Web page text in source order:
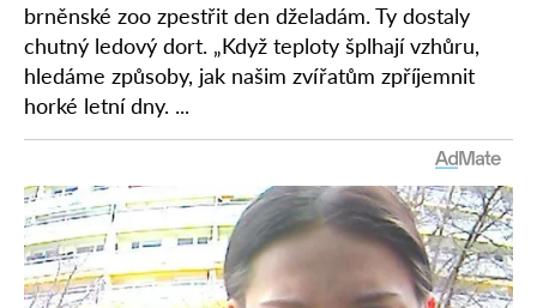
brněnské zoo zpestřit den dželadám. Ty dostaly
chutný ledový dort. „Když teploty šplhají vzhůru,
hledáme způsoby, jak našim zvířatům zpříjemnit
horké letní dny. ...